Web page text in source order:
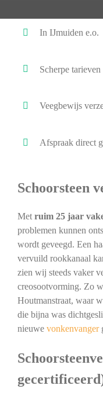
In IJmuiden e.o.
Scherpe tarieven
Veegbewijs
Afspraak direct
Schoorsteen
Metruim 25 jaar
problemen kunnen
wordt geveegd. Een
vervuild rookkanaal
zien wij steeds vaker
creosootvorming. Zo
Houtmanstraat, waar
die bijna was
nieuwe vonkenvanger